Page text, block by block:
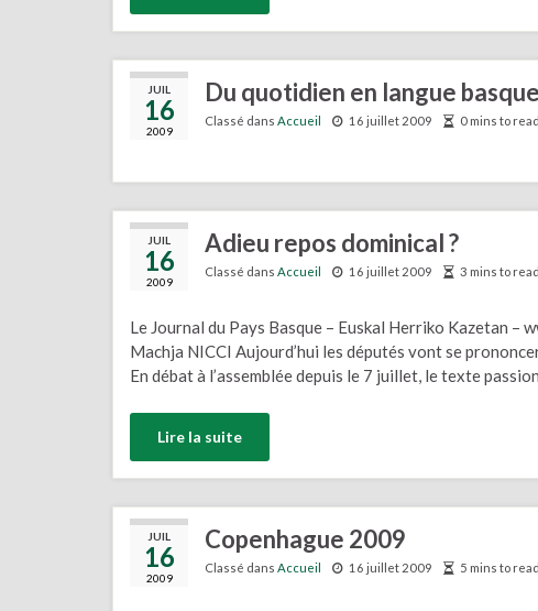
JUIL
16
2009
Du quotidien en langue
Classé dans Accueil 16 juillet 2009 0 mins to read
JUIL
16
2009
Adieu repos dominical ?
Classé dans Accueil 16 juillet 2009 3 mins to read
Le Journal du Pays Basque – Euskal Herriko Kazetan
Machja NICCI Aujourd’hui les députés vont se
En débat à l’assemblée depuis le 7 juillet, le texte
Lire la suite
JUIL
16
2009
Copenhague 2009
Classé dans Accueil 16 juillet 2009 5 mins to read